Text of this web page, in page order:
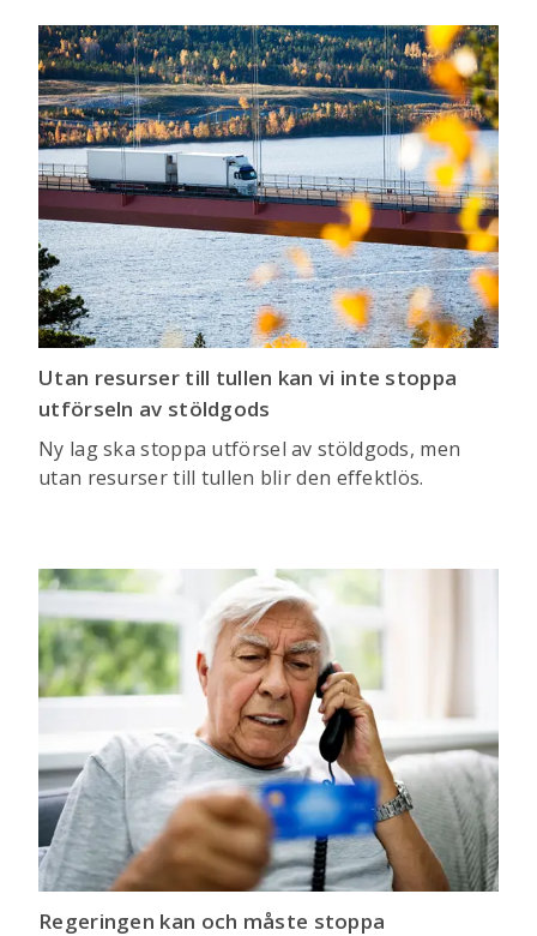
Utan resurser till tullen kan vi inte stoppa
utförseln av stöldgods
Ny lag ska stoppa utförsel av stöldgods, men
utan resurser till tullen blir den effektlös.
Regeringen kan och måste stoppa